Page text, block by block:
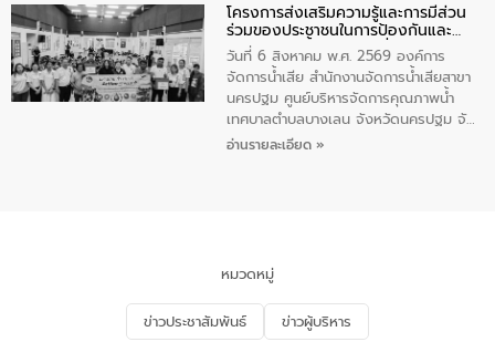
ประชาชน ตัวแทนจากโรงแรมต่างๆ ในเขต
เทศบาลตำบลราไวย์ ศูนย์บริหารจัดการ
คุณภาพน้ำเทศบาลตำบลราไวย์ นำโดยนาย
น้อย แก้วเศษ ผู้จัดการสำนักงานจัดการน้ำ
เสียสาขาภูเก็ต พร้อมด้วยเจ้าหน้าที่ จำนวน
5 คน ร่วมทำกิจกรรม ทำความสะอาด
ชายหาดและแหล่งท่องเที่ยว ณ บริเวณ
โครงการส่งเสริมความรู้และการมีส่วน
ร่วมของประชาชนในการป้องกันและ
แก้ไขปัญหาน้ำเสียอย่างยั่งยืน
วันที่ 6 สิงหาคม พ.ศ. 2569 องค์การ
จัดการน้ำเสีย สำนักงานจัดการน้ำเสียสาขา
นครปฐม ศูนย์บริหารจัดการคุณภาพน้ำ
เทศบาลตำบลบางเลน จังหวัดนครปฐม จัด
กิจกรรมภายใต้โครงการส่งเสริมความรู้และ
จัดการน้ำเสียและสร้างจิตสำนึกในการ
อนุรักษ์สิ่งแวดล้อม ในหัวข้อ “น้ำเสียชุมชน
และการบำบัดน้ำเสียเบื้องต้น” โดยให้ความรู้
เกี่ยวกับสาเหตุและผลกระทบของน้ำเสีย
อ่านรายละเอียด »
หมวดหมู่
ข่าวประชาสัมพันธ์ ข่าวผู้บริหาร